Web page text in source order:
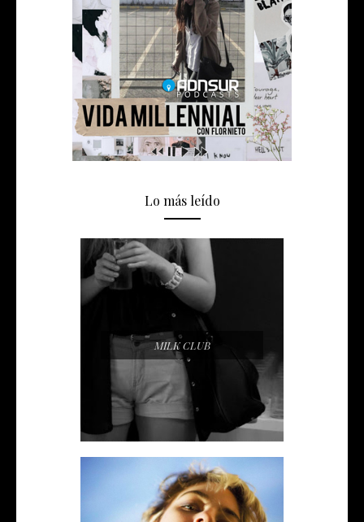
Lo más leído
MILK CLUB